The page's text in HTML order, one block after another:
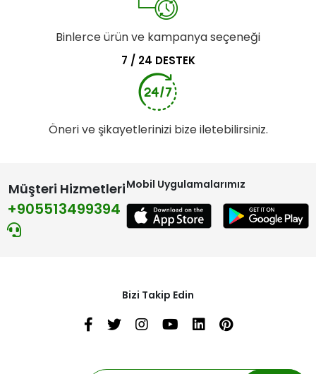
Binlerce ürün ve kampanya seçeneği
7 / 24 DESTEK
Öneri ve şikayetlerinizi bize iletebilirsiniz.
Müşteri Hizmetleri
+905513499394
Mobil Uygulamalarımız
Bizi Takip Edin